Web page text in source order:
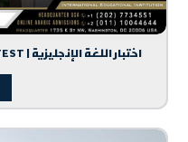
ENGLISH PLACEMENT ONLINE TEST | اختبار اللغة الإنجليزية